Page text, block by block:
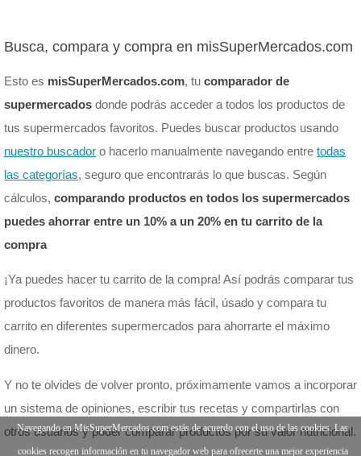
Busca, compara y compra en misSuperMercados.com
Esto es misSuperMercados.com, tu comparador de
supermercados donde podrás acceder a todos los productos de
tus supermercados favoritos. Puedes buscar productos usando
nuestro buscador o hacerlo manualmente navegando entre todas
las categorías, seguro que encontrarás lo que buscas. Según
cálculos, comparando productos en todos los supermercados
puedes ahorrar entre un 10% a un 20% en tu carrito de la
compra
¡Ya puedes hacer tu carrito de la compra! Así podrás comparar tus
productos favoritos de manera más fácil, úsado y compara tu
carrito en diferentes supermercados para ahorrarte el máximo
dinero.
Y no te olvides de volver pronto, próximamente vamos a incorporar
un sistema de opiniones, escribir tus recetas y compartirlas con
otros usuarios y poder comparar productos por su valor nutricional.
Navegando en MisSuperMercados.com estás de acuerdo con el uso de las cookies. Las
cookies recogen información en tu navegador web para ofrecerte una mejor experiencia